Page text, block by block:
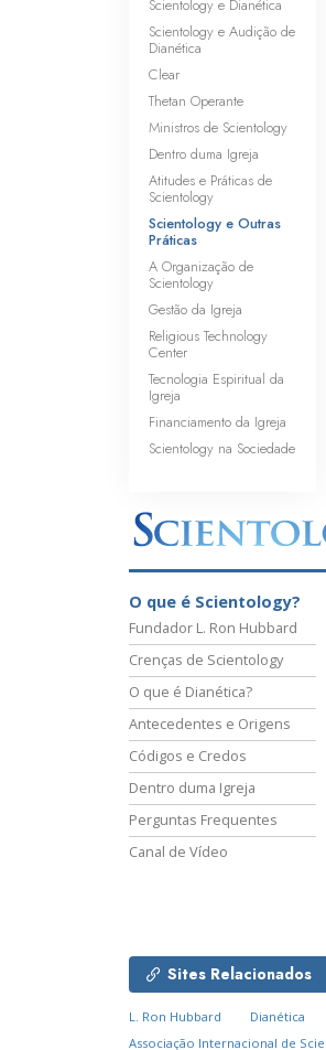
Scientology e Dianética
Scientology e Audição de
Dianética
Clear
Thetan Operante
Ministros de Scientology
Dentro duma Igreja
Atitudes e Práticas de
Scientology
Scientology e Outras
Práticas
A Organização de
Scientology
Gestão da Igreja
Religious Technology
Center
Tecnologia Espiritual da
Igreja
Financiamento da Igreja
Scientology na Sociedade
O que é Scientology?
Fundador L. Ron Hubbard
Crenças de Scientology
O que é Dianética?
Antecedentes e Origens
Códigos e Credos
Dentro duma Igreja
Perguntas Frequentes
Canal de Vídeo
Sites Relacionados
L. Ron Hubbard Dianética
Associação Internacional de